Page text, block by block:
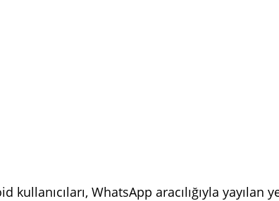
kullanıcıları, WhatsApp aracılığıyla yayılan